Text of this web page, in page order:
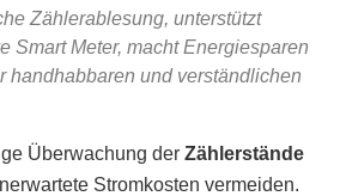
Zählerablesung, unterstützt
Smart Meter, macht Energiesparen
handhabbaren und verständlichen
Überwachung der Zählerstände
Stromkosten vermeiden.